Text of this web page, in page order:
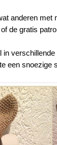
anderen met
de gratis
in
een snoezige